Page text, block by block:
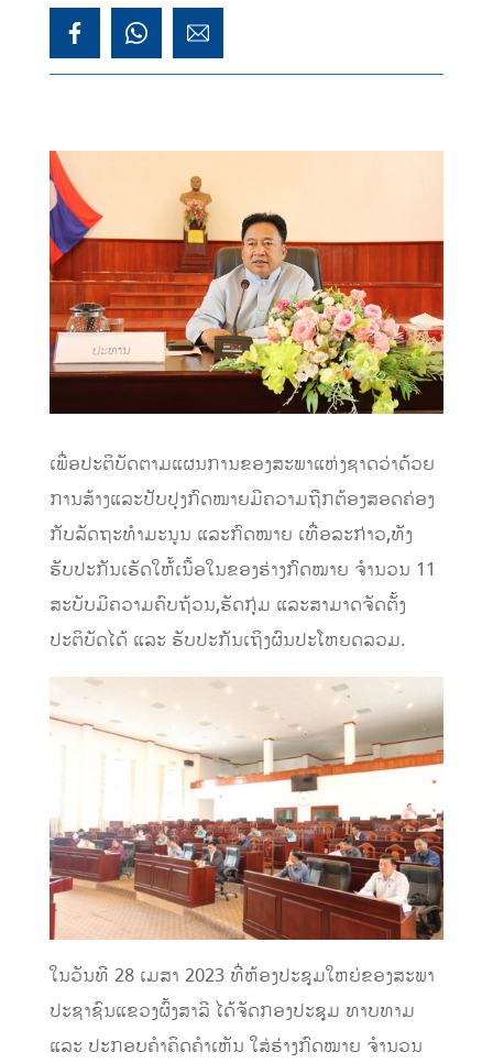
ເພື່ອປະຕິບັດຕາມແຜນການຂອງສະພາແຫ່ງຊາດວ່າດ້ວຍ
ການສ້າງແລະປັບປຸງກົດໝາຍມີຄວາມຖືກຕ້ອງສອດຄ່ອງ
ກັບລັດຖະທຳມະນູນ ແລະກົດໝາຍ ເທື່ອລະກ່າວ,ທັງ
ຮັບປະກັນເຮັດໃຫ້້ເນື້ອໃນຂອງຮ່າງກົດໝາຍ ຈຳນວນ 11
ສະບັບມີຄວາມຄົບຖ້ວນ,ຮັດກຸ່ມ ແລະສາມາດຈັດຕັ້ງ
ປະຕິບັດໄດ້ ແລະ ຮັບປະກັນເຖິງຜົນປະໂຫຍດລວມ.
ໃນວັນທີ 28 ເມສາ 2023 ທີ່ຫ້ອງປະຊຸມໃຫຍ່ຂອງສະພາ
ປະຊາຊົນແຂວງຜົ້ງສາລີ ໄດ້ຈັດກອງປະຊຸມ ທາບທາມ
ແລະ ປະກອບຄໍາຄິດຄໍາເຫັນ ໃສ່ຮ່າງກົດໝາຍ ຈໍານວນ